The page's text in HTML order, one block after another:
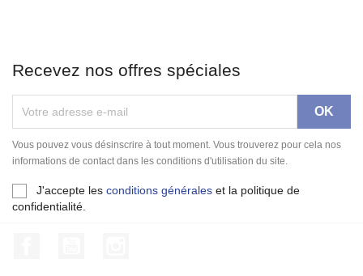
Recevez nos offres spéciales
Vous pouvez vous désinscrire à tout moment. Vous trouverez pour cela nos
informations de contact dans les conditions d'utilisation du site.
J'accepte les conditions générales et la politique de
confidentialité.